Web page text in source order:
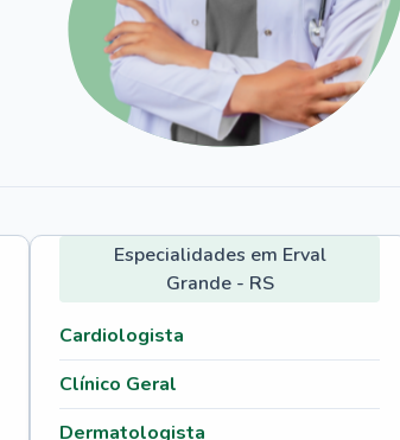
Especialidades em Erval
Grande - RS
Cardiologista
Clínico Geral
Dermatologista